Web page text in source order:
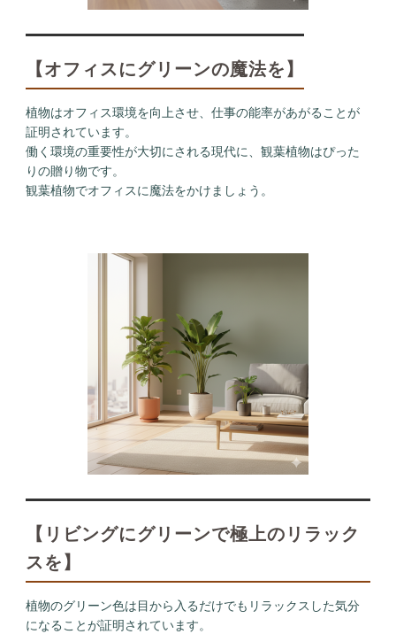
【オフィスにグリーンの魔法を】
植物はオフィス環境を向上させ、仕事の能率があがることが
証明されています。
働く環境の重要性が大切にされる現代に、観葉植物はぴった
りの贈り物です。
観葉植物でオフィスに魔法をかけましょう。
【リビングにグリーンで極上のリラック
スを】
植物のグリーン色は目から入るだけでもリラックスした気分
になることが証明されています。